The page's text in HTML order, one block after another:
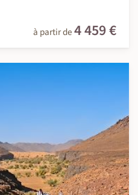
à partir de4 459 €